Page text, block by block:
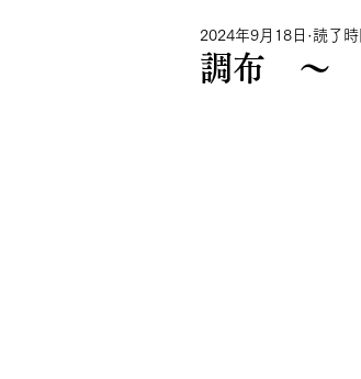
調布 ～
2024年9月18日 読了